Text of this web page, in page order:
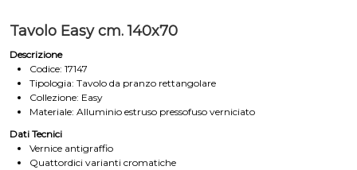
Tavolo Easy cm. 140x70
Descrizione
Codice: 17147
Tipologia: Tavolo da pranzo rettangolare
Collezione: Easy
Materiale: Alluminio estruso pressofuso verniciato
Dati Tecnici
Vernice antigraffio
Quattordici varianti cromatiche